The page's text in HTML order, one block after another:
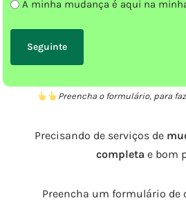
A minha mudança é aqui na
Preencha o formulário, para
Precisando de serviços de
completa e bom
Preencha um formulário de